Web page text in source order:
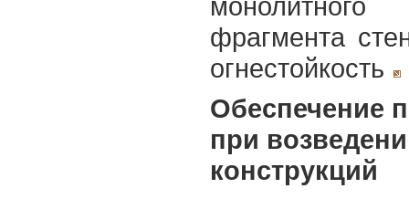
фрагмента
огнестойкость
Обеспечение
при
конструкций